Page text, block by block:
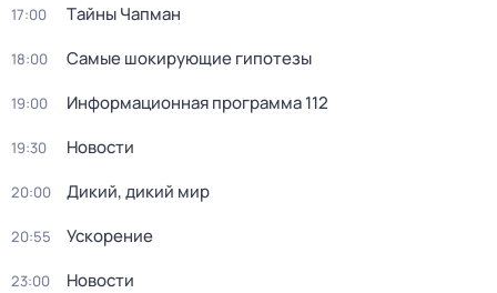
17:00 Тaйны Чапман
18:00 Самые шoкиpующие гипотезы
19:00 Информационная программа 112
19:30 Новости
20:00 Дикий, дикий мир
20:55 Ускорение
23:00 Новости